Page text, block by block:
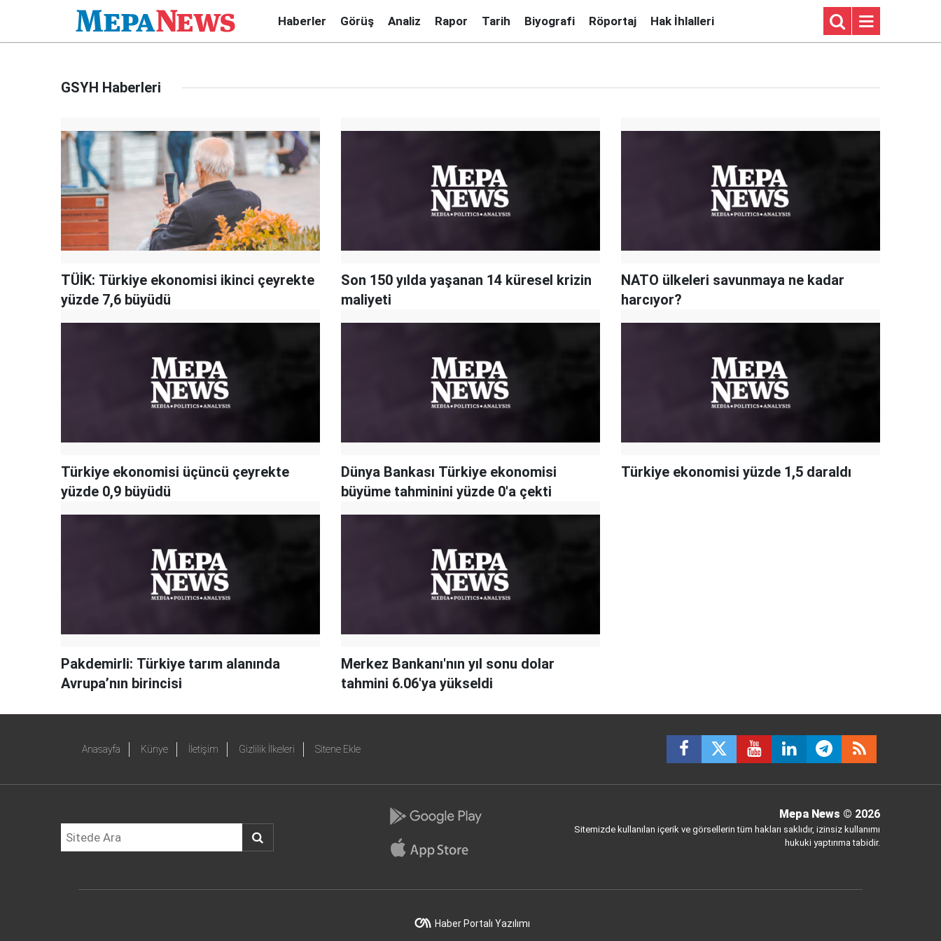
Haberler Görüş Analiz Rapor Tarih Biyografi Röportaj Hak İhlalleri
GSYH Haberleri
TÜİK: Türkiye ekonomisi ikinci çeyrekte
yüzde 7,6 büyüdü
Son 150 yılda yaşanan 14 küresel krizin
maliyeti
NATO ülkeleri savunmaya ne kadar
harcıyor?
Türkiye ekonomisi üçüncü çeyrekte
yüzde 0,9 büyüdü
Dünya Bankası Türkiye ekonomisi
büyüme tahminini yüzde 0'a çekti
Türkiye ekonomisi yüzde 1,5 daraldı
Pakdemirli: Türkiye tarım alanında
Avrupa’nın birincisi
Merkez Bankanı'nın yıl sonu dolar
tahmini 6.06'ya yükseldi
Anasayfa Künye İletişim Gizlilik İlkeleri Sitene Ekle
Mepa News © 2026
Sitemizde kullanılan içerik ve görsellerin tüm hakları saklıdır, izinsiz kullanımı
hukuki yaptırıma tabidir.
Haber Portalı Yazılımı